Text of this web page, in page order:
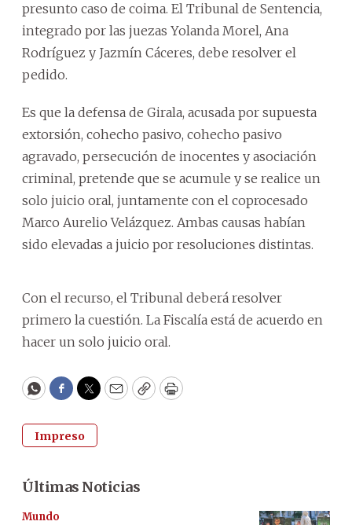
presunto caso de coima. El Tribunal de Sentencia,
integrado por las juezas Yolanda Morel, Ana
Rodríguez y Jazmín Cáceres, debe resolver el
pedido.
Es que la defensa de Girala, acusada por supuesta
extorsión, cohecho pasivo, cohecho pasivo
agravado, persecución de inocentes y asociación
criminal, pretende que se acumule y se realice un
solo juicio oral, juntamente con el coprocesado
Marco Aurelio Velázquez. Ambas causas habían
sido elevadas a juicio por resoluciones distintas.
Con el recurso, el Tribunal deberá resolver
primero la cuestión. La Fiscalía está de acuerdo en
hacer un solo juicio oral.
WhatsApp
Facebook
Twitter
EmailCopyPrint
Impreso
Últimas Noticias
Mundo